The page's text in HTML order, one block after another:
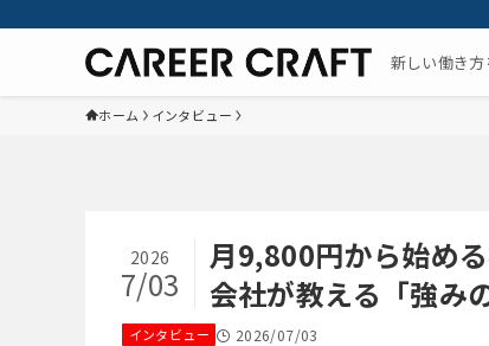
新しい働き
ホーム インタビュー
月9,800円から始め
会社が教える「強み
2026
7/03
インタビュー 2026/07/03